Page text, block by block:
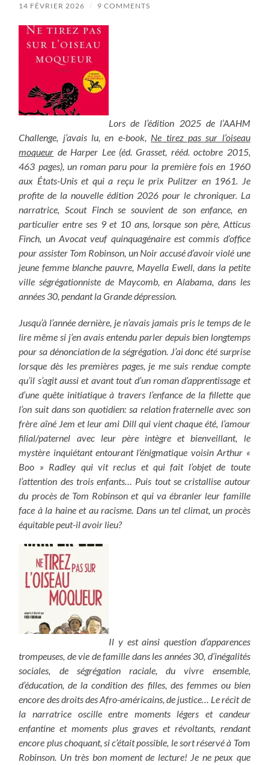
14 FÉVRIER 2026 / 9 COMMENTS
Lors de l’édition 2025 de l’AAHM
Challenge, j’avais lu, en e-book, Ne tirez pas sur l’oiseau
moqueur de Harper Lee (éd. Grasset, rééd. octobre 2015,
463 pages), un roman paru pour la première fois en 1960
aux États-Unis et qui a reçu le prix Pulitzer en 1961. Je
profite de la nouvelle édition 2026 pour le chroniquer. La
narratrice, Scout Finch se souvient de son enfance, en
particulier entre ses 9 et 10 ans, lorsque son père, Atticus
Finch, un Avocat veuf quinquagénaire est commis d’office
pour assister Tom Robinson, un Noir accusé d’avoir violé une
jeune femme blanche pauvre, Mayella Ewell, dans la petite
ville ségrégationniste de Maycomb, en Alabama, dans les
années 30, pendant la Grande dépression.
Jusqu’à l’année dernière, je n’avais jamais pris le temps de le
lire même si j’en avais entendu parler depuis bien longtemps
pour sa dénonciation de la ségrégation. J’ai donc été surprise
lorsque dès les premières pages, je me suis rendue compte
qu’il s’agit aussi et avant tout d’un roman d’apprentissage et
d’une quête initiatique à travers l’enfance de la fillette que
l’on suit dans son quotidien: sa relation fraternelle avec son
frère aîné Jem et leur ami Dill qui vient chaque été, l’amour
filial/paternel avec leur père intègre et bienveillant, le
mystère inquiétant entourant l’énigmatique voisin Arthur «
Boo » Radley qui vit reclus et qui fait l’objet de toute
l’attention des trois enfants… Puis tout se cristallise autour
du procès de Tom Robinson et qui va ébranler leur famille
face à la haine et au racisme. Dans un tel climat, un procès
équitable peut-il avoir lieu?
Il y est ainsi question d’apparences
trompeuses, de vie de famille dans les années 30, d’inégalités
sociales, de ségrégation raciale, du vivre ensemble,
d’éducation, de la condition des filles, des femmes ou bien
encore des droits des Afro-américains, de justice… Le récit de
la narratrice oscille entre moments légers et candeur
enfantine et moments plus graves et révoltants, rendant
encore plus choquant, si c’était possible, le sort réservé à Tom
Robinson. Un très bon moment de lecture! Je ne peux que